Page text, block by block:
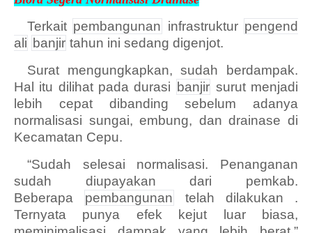
Terkait pembangunan infrastruktur pengend
ali banjir tahun ini sedang digenjot.
Surat mengungkapkan, sudah berdampak.
Hal itu dilihat pada durasi
banjir surut menjadi
lebih cepat dibanding sebelum adanya
normalisasi su­ngai, embung, dan drai­nase di
Kecamatan Cepu.
“Sudah selesai nor­­ma­lisasi. Penanganan
sudah diupayakan dari pemkab.
Beberapa pembangunan
telah dilakukan .
Ternyata punya efek kejut luar biasa,